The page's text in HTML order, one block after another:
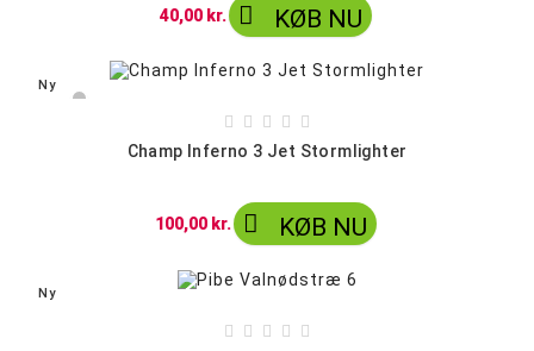
40,00 kr.  KØB NU
Ny
Sølv
    
Champ Inferno 3 Jet Stormlighter
100,00 kr.  KØB NU
Ny
    